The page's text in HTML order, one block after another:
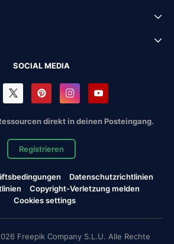
SOCIAL MEDIA
direkt in deinen Posteingang.
Registrieren
Datenschutzrichtlinien
Copyright-Verletzung melden
Cookies settings
Freepik Company S.L.U. Alle Rechte